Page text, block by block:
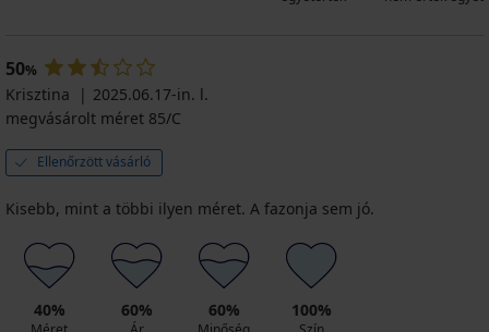
50%
Krisztina
2025.06.17-in. l.
megvásárolt méret 85/C
Ellenőrzött vásárló
Kisebb, mint a többi ilyen méret. A fazonja sem jó.
40% 60% 60% 100%